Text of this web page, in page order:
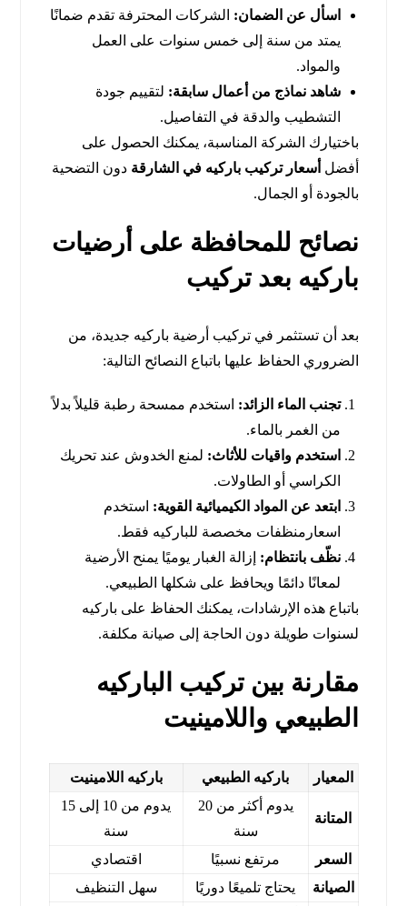
اسأل عن الضمان: الشركات المحترفة تقدم ضمانًا
يمتد من سنة إلى خمس سنوات على العمل
والمواد.
شاهد نماذج من أعمال سابقة: لتقييم جودة
التشطيب والدقة في التفاصيل.
باختيارك الشركة المناسبة، يمكنك الحصول على
أفضل أسعار تركيب باركيه في الشارقة دون التضحية
بالجودة أو الجمال.
نصائح للمحافظة على أرضيات
باركيه بعد تركيب
بعد أن تستثمر في تركيب أرضية باركيه جديدة، من
الضروري الحفاظ عليها باتباع النصائح التالية:
تجنب الماء الزائد: استخدم ممسحة رطبة قليلاً بدلاً
من الغمر بالماء.
استخدم واقيات للأثاث: لمنع الخدوش عند تحريك
الكراسي أو الطاولات.
ابتعد عن المواد الكيميائية القوية: استخدم
اسعارمنظفات مخصصة للباركيه فقط.
نظّف بانتظام: إزالة الغبار يوميًا يمنح الأرضية
لمعانًا دائمًا ويحافظ على شكلها الطبيعي.
باتباع هذه الإرشادات، يمكنك الحفاظ على باركيه
لسنوات طويلة دون الحاجة إلى صيانة مكلفة.
مقارنة بين تركيب الباركيه
الطبيعي واللامينيت
المعيار باركيه الطبيعي باركيه اللامينيت
المتانة
يدوم أكثر من 20
سنة
يدوم من 10 إلى 15
سنة
السعر
مرتفع نسبيًا
اقتصادي
الصيانة
يحتاج تلميعًا دوريًا
سهل التنظيف